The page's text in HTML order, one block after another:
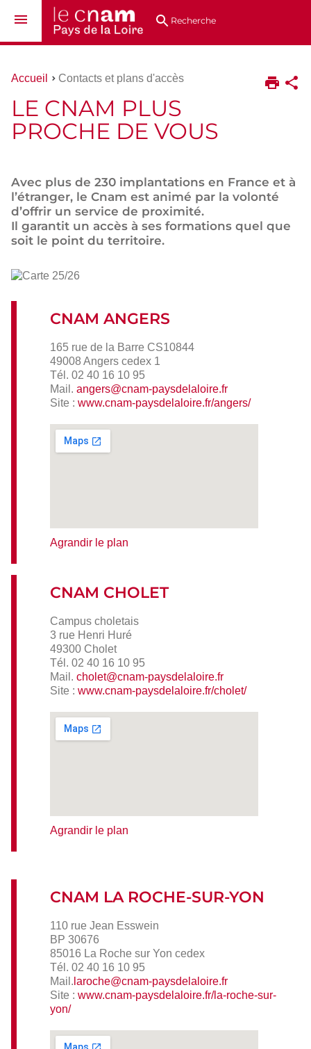
au
directsRecherche
Vous
Accueil Contacts et plans d'accès
LE CNAM PLUS
PROCHE DE VOUS
Avec plus de 230 implantations en France et à
l’étranger, le Cnam est animé par la volonté
d’offrir un service de proximité.
Il garantit un accès à ses formations quel que
soit le point du territoire.
CNAM ANGERS
165 rue de la Barre CS10844
49008 Angers cedex 1
Tél. 02 40 16 10 95
Mail. angers@cnam-paysdelaloire.fr
Site : www.cnam-paysdelaloire.fr/angers/
Agrandir le plan
CNAM CHOLET
Campus choletais
3 rue Henri Huré
49300 Cholet
Tél. 02 40 16 10 95
Mail. cholet@cnam-paysdelaloire.fr
Site : www.cnam-paysdelaloire.fr/cholet/
Agrandir le plan
CNAM LA ROCHE-SUR-YON
110 rue Jean Esswein
BP 30676
85016 La Roche sur Yon cedex
Tél. 02 40 16 10 95
Mail. laroche@cnam-paysdelaloire.fr
Site : www.cnam-paysdelaloire.fr/la-roche-sur-
yon/